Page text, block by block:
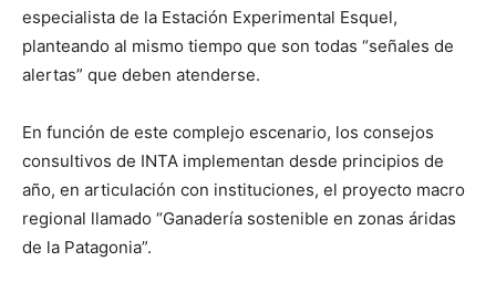
especialista de la Estación Experimental Esquel,
planteando al mismo tiempo que son todas “señales de
alertas” que deben atenderse.
En función de este complejo escenario, los consejos
consultivos de INTA implementan desde principios de
año, en articulación con instituciones, el proyecto macro
regional llamado “Ganadería sostenible en zonas áridas
de la Patagonia”.